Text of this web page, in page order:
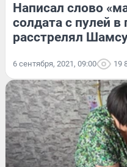
Написал слово
солдата с пулей в
расстрелял
6 сентября, 2021, 09:00 19